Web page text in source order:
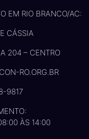
EM RIO BRANCO/AC:
CÁSSIA
204 – CENTRO
RO.ORG.BR
9817
ÀS 14:00